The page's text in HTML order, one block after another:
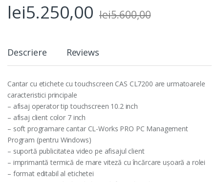
lei5.250,00 lei5.600,00
Descriere Reviews
Cantar cu etichete cu touchscreen CAS CL7200 are urmatoarele
caracteristici principale
– afisaj operator tip touchscreen 10.2 inch
– afisaj client color 7 inch
– soft programare cantar CL-Works PRO PC Management
Program (pentru Windows)
– suportă publicitatea video pe afisajul client
– imprimantă termică de mare viteză cu încărcare ușoară a rolei
– format editabil al etichetei